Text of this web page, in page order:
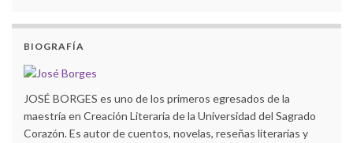
BIOGRAFÍA
JOSÉ BORGES es uno de los primeros egresados de la
maestría en Creación Literaria de la Universidad del Sagrado
Corazón. Es autor de cuentos, novelas, reseñas literarias y